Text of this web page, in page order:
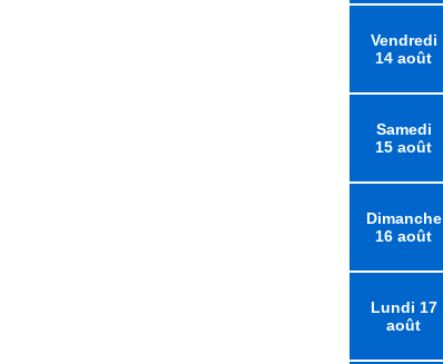
Vendredi
14 août
Samedi
15 août
Dimanche
16 août
Lundi 17
août